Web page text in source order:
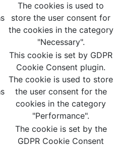
The cookies is used to
store the user consent for
the cookies in the category
"Necessary".
This cookie is set by GDPR
Cookie Consent plugin.
The cookie is used to store
the user consent for the
cookies in the category
"Performance".
The cookie is set by the
GDPR Cookie Consent